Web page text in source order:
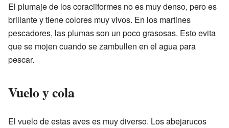
El plumaje de los coraciiformes no es muy denso, pero es
brillante y tiene colores muy vivos. En los martines
pescadores, las plumas son un poco grasosas. Esto evita
que se mojen cuando se zambullen en el agua para
pescar.
Vuelo y cola
El vuelo de estas aves es muy diverso. Los abejarucos